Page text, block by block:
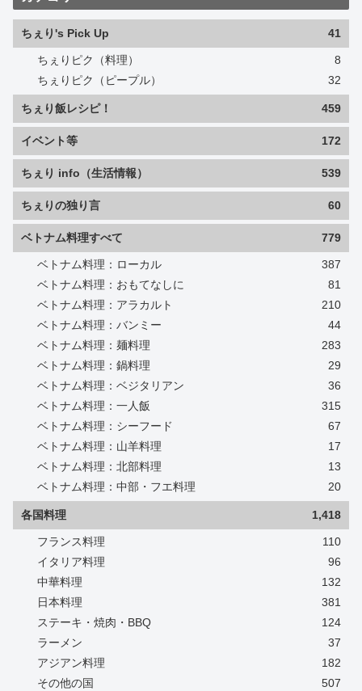
ちぇり's Pick Up 41
ちぇりピク（料理）
8
ちぇりピク（ピープル）
32
ちぇり飯レシピ！ 459
イベント等 172
ちぇり info（生活情報） 539
ちぇりの独り言 60
ベトナム料理すべて 779
ベトナム料理：ローカル
387
ベトナム料理：おもてなしに
81
ベトナム料理：アラカルト
210
ベトナム料理：バンミー
44
ベトナム料理：麺料理
283
ベトナム料理：鍋料理
29
ベトナム料理：ベジタリアン
36
ベトナム料理：一人飯
315
ベトナム料理：シーフード
67
ベトナム料理：山羊料理
17
ベトナム料理：北部料理
13
ベトナム料理：中部・フエ料理
20
各国料理 1,418
フランス料理
110
イタリア料理
96
中華料理
132
日本料理
381
ステーキ・焼肉・BBQ
124
ラーメン
37
アジアン料理
182
その他の国
507